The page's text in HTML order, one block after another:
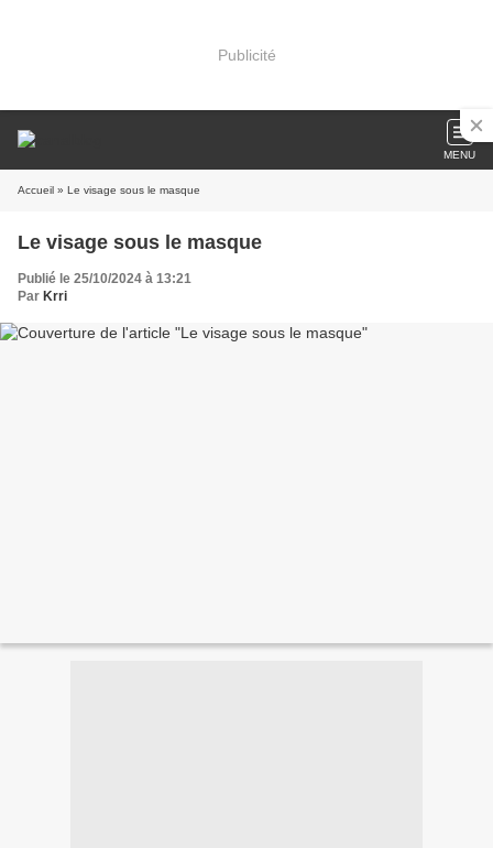
Publicité
MENU
Accueil » Le visage sous le masque
Le visage sous le masque
Publié le 25/10/2024 à 13:21
Par Krri